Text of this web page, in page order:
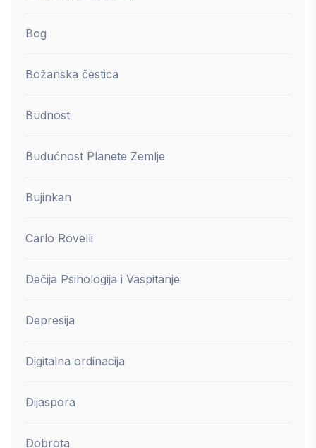
Bog
Božanska čestica
Budnost
Budućnost Planete Zemlje
Bujinkan
Carlo Rovelli
Dečija Psihologija i Vaspitanje
Depresija
Digitalna ordinacija
Dijaspora
Dobrota